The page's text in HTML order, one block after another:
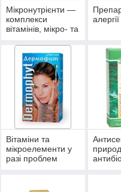
Мікронутрієнти —
комплекси
вітамінів, мікро- та
алергії
Вітаміни та
мікроелементи у
разі проблем